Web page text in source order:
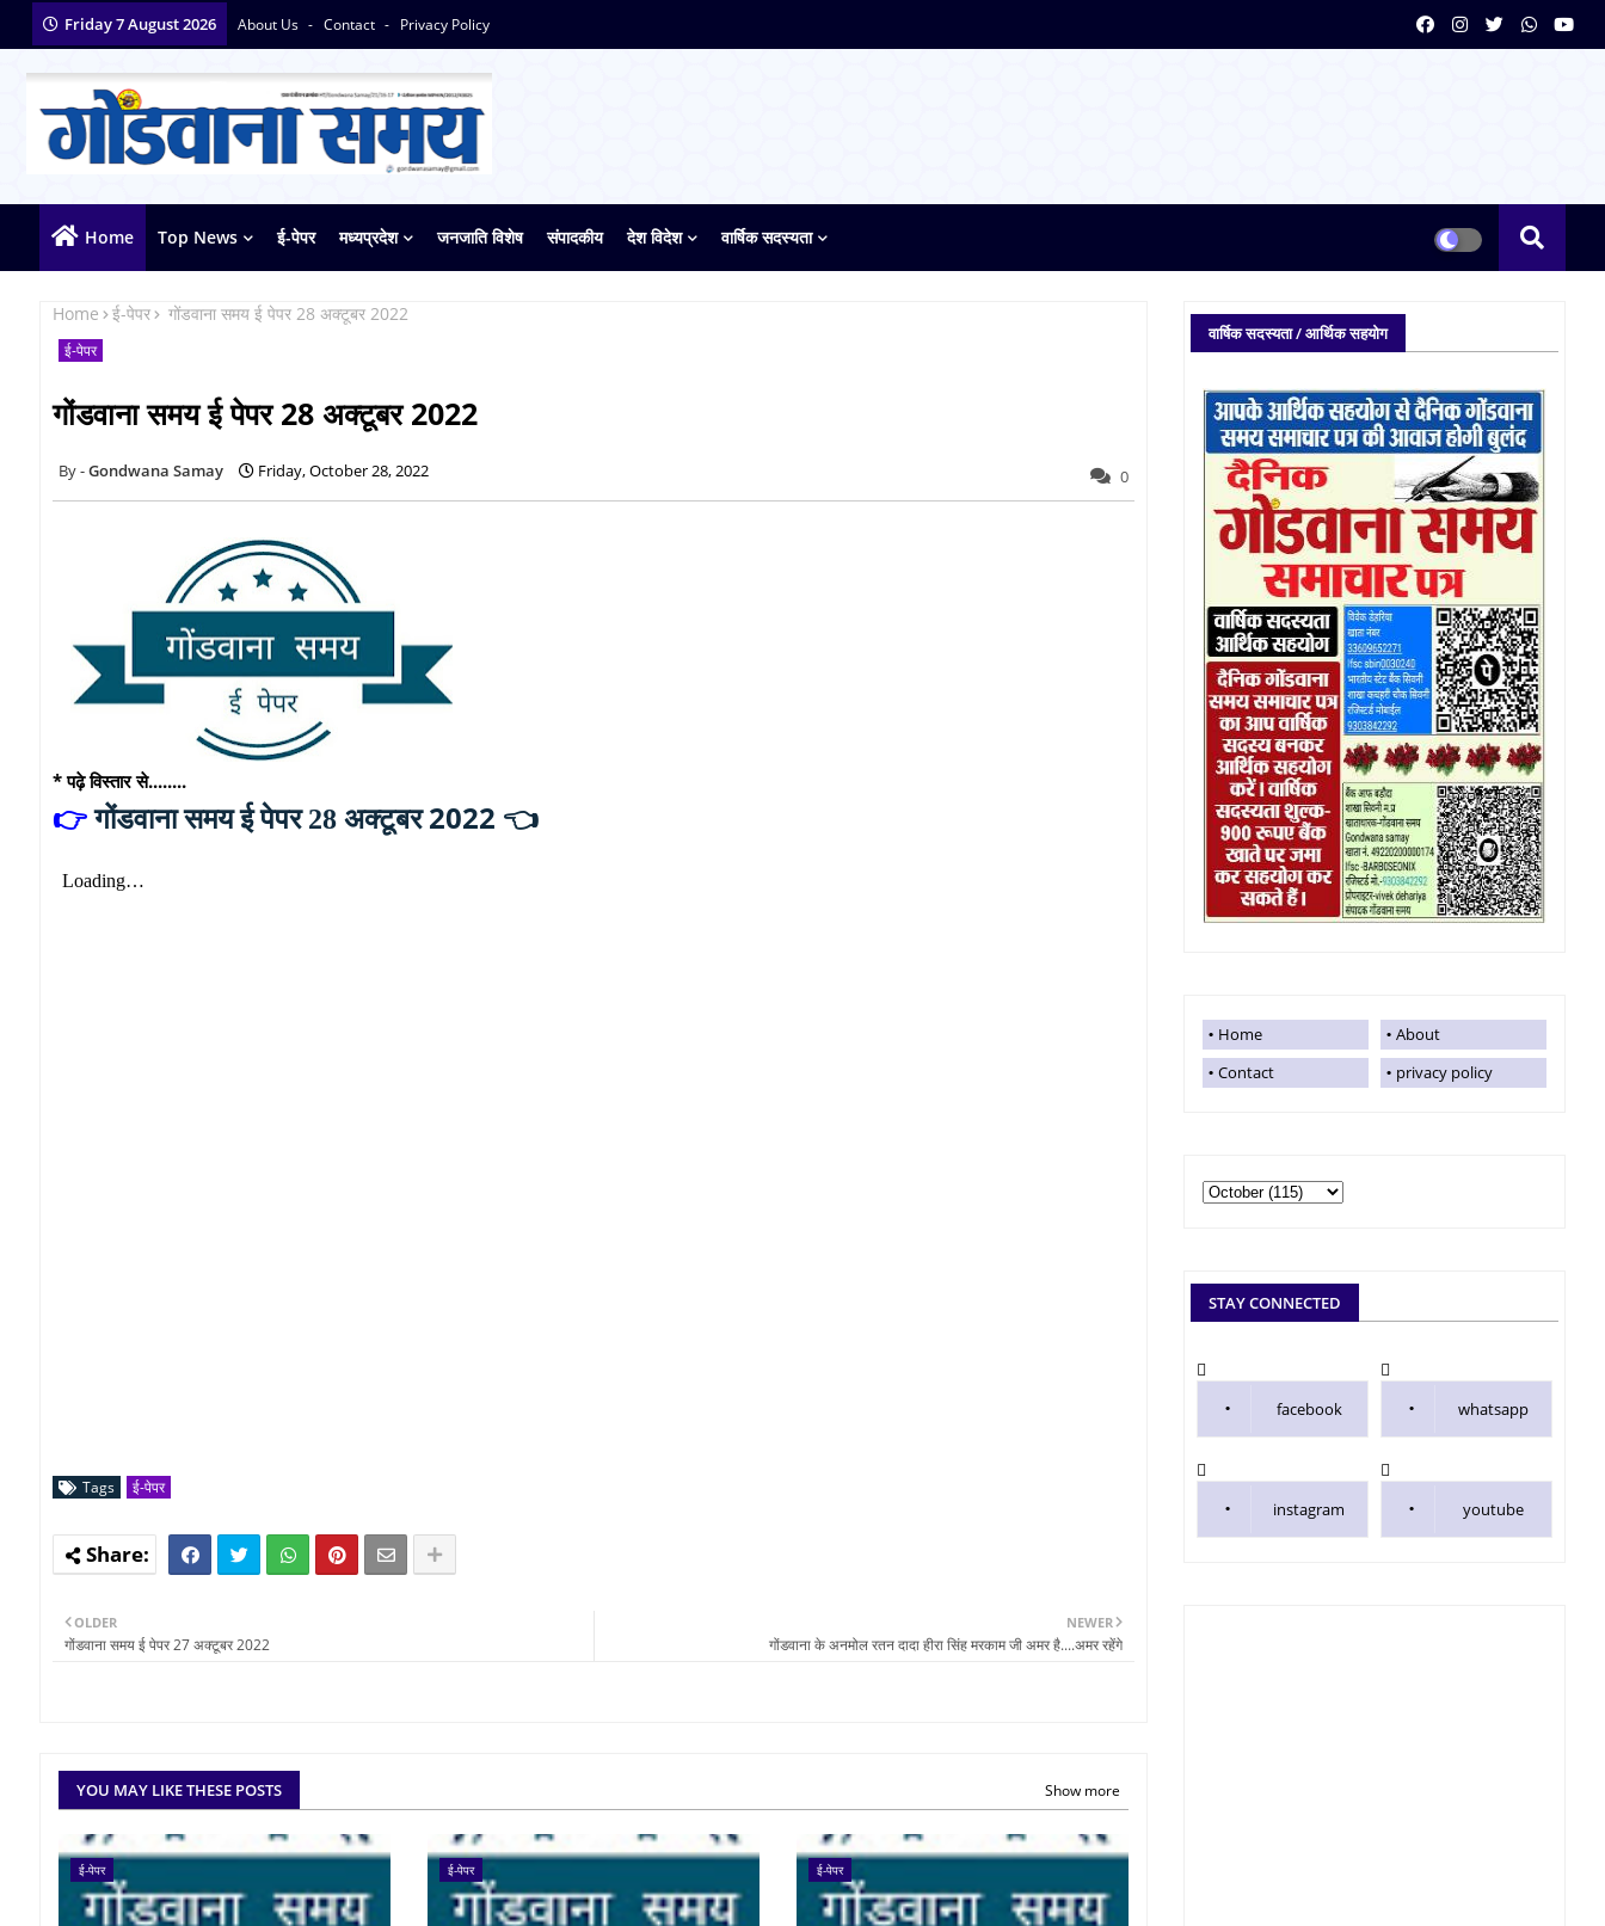
Friday 7 August 2026 About Us Contact Privacy Policy
Home Top News ई-पेपर मध्यप्रदेश जनजाति विशेष संपादकीय देश विदेश वार्षिक सदस्यता
Home ई-पेपर गोंडवाना समय ई पेपर 28 अक्टूबर 2022
ई-पेपर
गोंडवाना समय ई पेपर 28 अक्टूबर 2022
Gondwana Samay Friday, October 28, 2022 0
* पढ़े विस्तार से........
👉गोंडवाना समय ई पेपर 28 अक्टूबर 2022 👈
Tags ई-पेपर
NEWER
गोंडवाना के अनमोल रतन दादा हीरा सिंह मरकाम जी अमर है....अमर रहेंगे
OLDER
गोंडवाना समय ई पेपर 27 अक्टूबर 2022
YOU MAY LIKE THESE POSTS Show more
ई-पेपर ई-पेपर ई-पेपर
वार्षिक सदस्यता / आर्थिक सहयोग
Home
About
Contact
privacy policy
STAY CONNECTED
facebook whatsapp
instagram youtube